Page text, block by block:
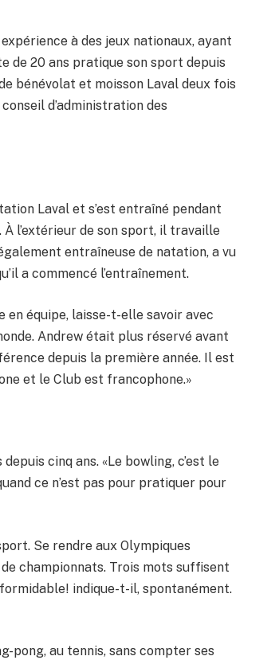
à des jeux nationaux, ayant
de 20 ans pratique son sport depuis
bénévolat et moisson Laval deux fois
d’administration des
Laval et s’est entraîné pendant
À l’extérieur de son sport, il travaille
entraîneuse de natation, a vu
a commencé l’entraînement.
en équipe, laisse-t-elle savoir avec
Andrew était plus réservé avant
depuis la première année. Il est
et le Club est francophone.»
cinq ans. «Le bowling, c’est le
ce n’est pas pour pratiquer pour
Se rendre aux Olympiques
championnats. Trois mots suffisent
indique-t-il, spontanément.
pong, au tennis, sans compter ses